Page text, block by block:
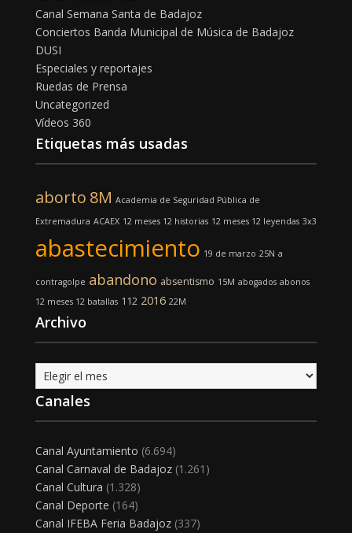
Canal Semana Santa de Badajoz
Conciertos Banda Municipal de Música de Badajoz
DUSI
Especiales y reportajes
Ruedas de Prensa
Uncategorized
Vídeos 360
Etiquetas más usadas
aborto 8M Academia de Seguridad Pública de
Extremadura ACAEX 12 meses 12 historias 12 meses 12 leyendas 3x3
abastecimiento 19 de marzo 25N a
contragolpe abandono absentismo 15M abogados abonos
12 meses 12 batallas 112 2016 22M
Archivo
Archivo
Canales
Canal Ayuntamiento (6.694)
Canal Carnaval de Badajoz(1.261)
Canal Cultura (1.328)
Canal Deporte (164)
Canal IFEBA Feria Badajoz(337)